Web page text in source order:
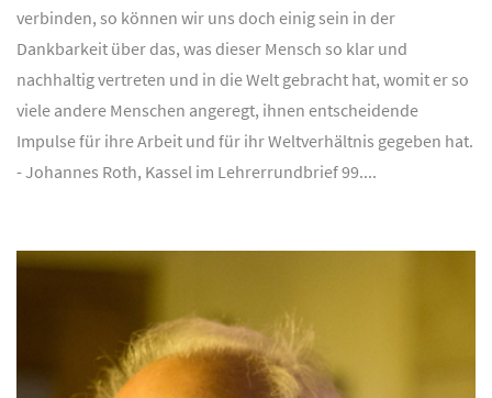
verbinden, so können wir uns doch einig sein in der
Dankbarkeit über das, was dieser Mensch so klar und
nachhaltig vertreten und in die Welt gebracht hat, womit er so
viele andere Menschen angeregt, ihnen entscheidende
Impulse für ihre Arbeit und für ihr Weltverhältnis gegeben hat.
- Johannes Roth, Kassel im Lehrerrundbrief 99....